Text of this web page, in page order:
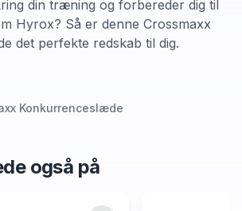
Konkurrenceslæde
din træning og forbereder dig til
Hyrox? Så er denne Crossmaxx
det perfekte redskab til dig.
også på